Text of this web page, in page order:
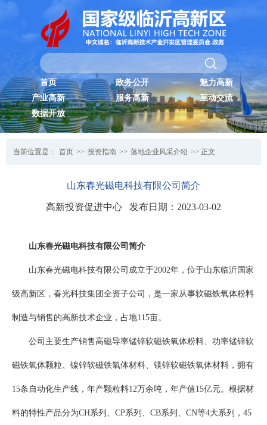
首页 政务公开
魅力高新
产业高新
服务高新
互动交流
数据开放
当前位置是： 首页 >> 投资指南 >> 落地企业风采介绍 >> 正文
山东春光磁电科技有限公司简介
高新投资促进中心 发布日期：2023-03-02
山东春光磁电科技有限公司简介
山东春光磁电科技有限公司成立于2002年，位于山东临沂国家
级高新区，春光科技集团全资子公司，是一家从事软磁铁氧体粉料
制造与销售的高新技术企业，占地115亩。
公司主要生产销售高磁导率锰锌软磁铁氧体粉料、功率锰锌软
磁铁氧体颗粒、镍锌软磁铁氧体材料、镁锌软磁铁氧体材料，拥有
15条自动化生产线，年产颗粒料12万余吨，年产值15亿元。根据材
料的特性产品分为CH系列、CP系列、CB系列、CN等4大系列，45